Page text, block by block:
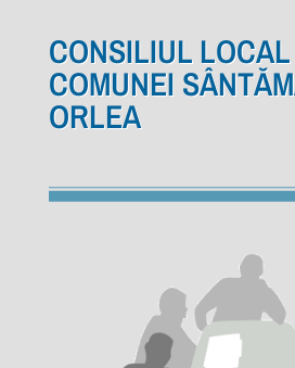
CONSILIUL
COMUNEI
ORLEA